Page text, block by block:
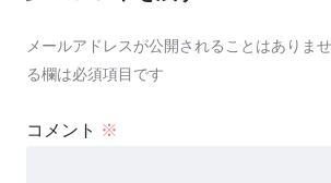
メールアドレスが公開されることはありませ
る欄は必須項目です
コメント ※